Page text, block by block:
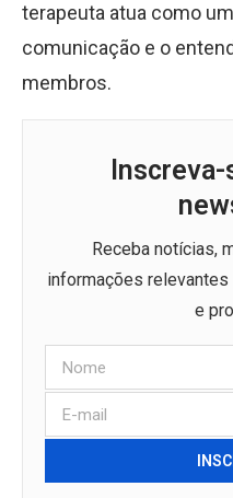
terapeuta atua como
comunicação e o
membros.
Receba notícias,
informações
e